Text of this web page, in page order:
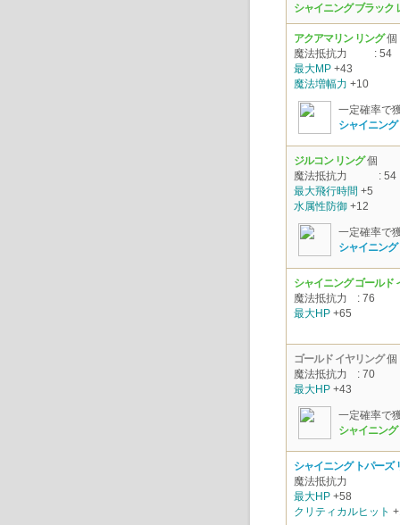
シャイニング ブラック
アクアマリン リング個
魔法抵抗力
: 54
最大MP +43
魔法増幅力 +10
一定確率で
シャイニン
ジルコン リング個
魔法抵抗力
: 54
最大飛行時間 +5
水属性防御 +12
一定確率で
シャイニン
シャイニング ゴールド
魔法抵抗力
: 76
最大HP +65
ゴールド イヤリング個
魔法抵抗力
: 70
最大HP +43
一定確率で
シャイニン
シャイニング トパーズ
魔法抵抗力
最大HP +58
クリティカルヒット